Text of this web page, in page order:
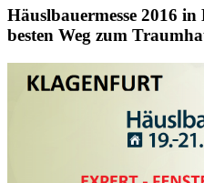
Häuslbauermesse 2016
besten Weg zum